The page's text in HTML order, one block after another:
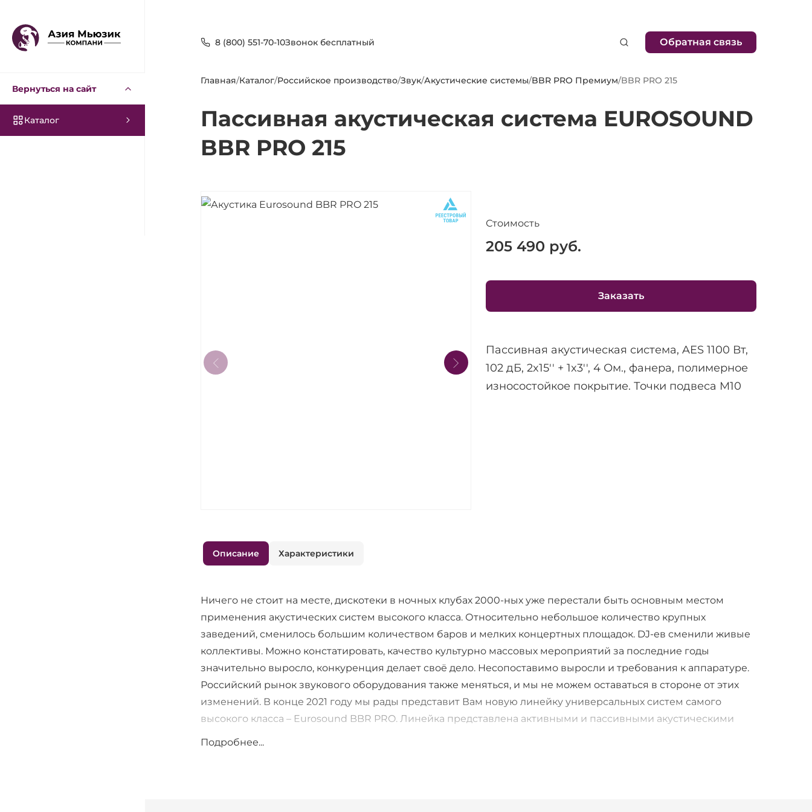
Вернуться на сайт
Каталог
8 (800) 551-70-10Звонок бесплатный Обратная связь
Главная/Каталог/Российское производство/Звук/Акустические системы/BBR PRO Премиум/BBR PRO 215
Пассивная акустическая система EUROSOUND
BBR PRO 215
Стоимость
205 490 руб.
Заказать
Пассивная акустическая система, AES 1100 Вт,
102 дБ, 2x15'' + 1x3'', 4 Ом., фанера, полимерное
износостойкое покрытие. Точки подвеса M10
Описание Характеристики
Ничего не стоит на месте, дискотеки в ночных клубах 2000-ных уже перестали быть основным местом
применения акустических систем высокого класса. Относительно небольшое количество крупных
заведений, сменилось большим количеством баров и мелких концертных площадок. DJ-ев сменили живые
коллективы. Можно констатировать, качество культурно массовых мероприятий за последние годы
значительно выросло, конкуренция делает своё дело. Несопоставимо выросли и требования к аппаратуре.
Российский рынок звукового оборудования также меняться, и мы не можем оставаться в стороне от этих
изменений. В конце 2021 году мы рады представит Вам новую линейку универсальных систем самого
высокого класса – Eurosound BBR PRO. Линейка представлена активными и пассивными акустическими
системами, для решения самого широкого круга задач.
Подробнее...